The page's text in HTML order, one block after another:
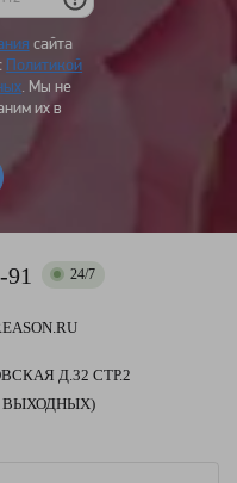
сайта
Политикой
. Мы не
их в
24/7
Д.32 СТР.2
ВЫХОДНЫХ)